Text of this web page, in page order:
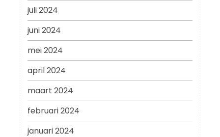
juli 2024
juni 2024
mei 2024
april 2024
maart 2024
februari 2024
januari 2024